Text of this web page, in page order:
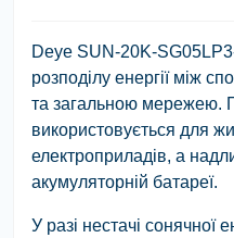
Deye SUN-20K-
розподілу енергії між
та загальною мережею.
використовується для
електроприладів, а
акумуляторній батареї.
У разі нестачі сонячної